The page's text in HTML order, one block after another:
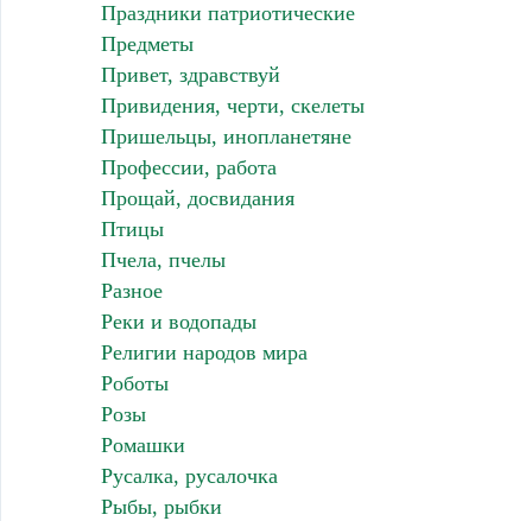
Праздники патриотические
Предметы
Привет, здравствуй
Привидения, черти, скелеты
Пришельцы, инопланетяне
Профессии, работа
Прощай, досвидания
Птицы
Пчела, пчелы
Разное
Реки и водопады
Религии народов мира
Роботы
Розы
Ромашки
Русалка, русалочка
Рыбы, рыбки